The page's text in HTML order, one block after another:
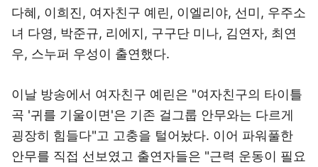
다혜, 이희진, 여자친구 예린, 이엘리야, 선미, 우주소
녀 다영, 박준규, 리에지, 구구단 미나, 김연자, 최연
우, 스누퍼 우성이 출연했다.
이날 방송에서 여자친구 예린은 "여자친구의 타이틀
곡 '귀를 기울이면'은 기존 걸그룹 안무와는 다르게
굉장히 힘들다"고 고충을 털어놨다. 이어 파워풀한
안무를 직접 선보였고 출연자들은 "근력 운동이 필요